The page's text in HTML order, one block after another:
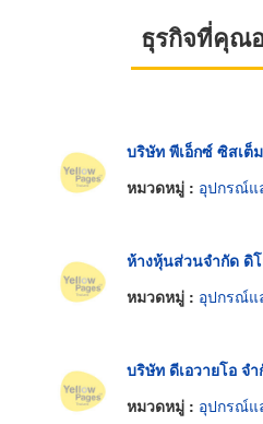
ธุรกิจที่คุณ
บริษัท พีเอ็กซ์ ซิสเต็
หมวดหมู่ : อุปกรณ์แ
ห้างหุ้นส่วนจำกัด ดิ
หมวดหมู่ : อุปกรณ์แ
บริษัท ดีเอวายโอ จ
หมวดหมู่ : อุปกรณ์แ